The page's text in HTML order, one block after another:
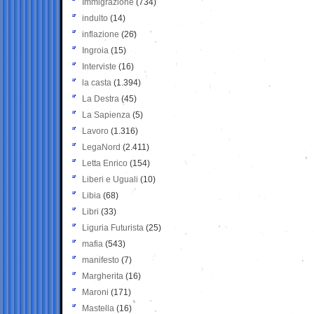
Immigrazione (734)
indulto (14)
inflazione (26)
Ingroia (15)
Interviste (16)
la casta (1.394)
La Destra (45)
La Sapienza (5)
Lavoro (1.316)
LegaNord (2.411)
Letta Enrico (154)
Liberi e Uguali (10)
Libia (68)
Libri (33)
Liguria Futurista (25)
mafia (543)
manifesto (7)
Margherita (16)
Maroni (171)
Mastella (16)